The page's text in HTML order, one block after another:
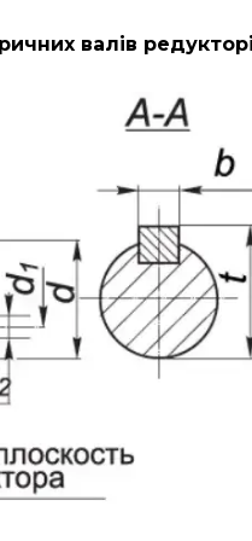
валів